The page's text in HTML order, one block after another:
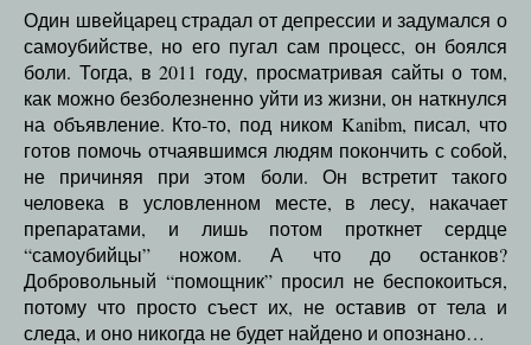
Один швейцарец страдал от депрессии и задумался о
самоубийстве, но его пугал сам процесс, он боялся
боли. Тогда, в 2011 году, просматривая сайты о том,
как можно безболезненно уйти из жизни, он наткнулся
на объявление. Кто-то, под ником Kanibm, писал, что
готов помочь отчаявшимся людям покончить с собой,
не причиняя при этом боли. Он встретит такого
человека в условленном месте, в лесу, накачает
препаратами, и лишь потом проткнет сердце
“самоубийцы” ножом. А что до останков?
Добровольный “помощник” просил не беспокоиться,
потому что просто съест их, не оставив от тела и
следа, и оно никогда не будет найдено и опознано…